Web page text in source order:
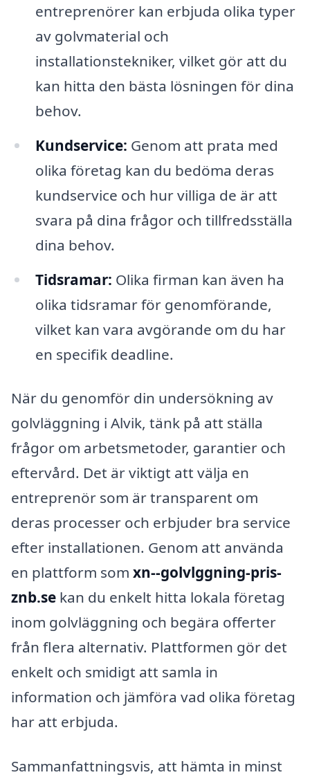
entreprenörer kan erbjuda olika typer
av golvmaterial och
installationstekniker, vilket gör att du
kan hitta den bästa lösningen för dina
behov.
Kundservice: Genom att prata med
olika företag kan du bedöma deras
kundservice och hur villiga de är att
svara på dina frågor och tillfredsställa
dina behov.
Tidsramar: Olika firman kan även ha
olika tidsramar för genomförande,
vilket kan vara avgörande om du har
en specifik deadline.
När du genomför din undersökning av
golvläggning i Alvik, tänk på att ställa
frågor om arbetsmetoder, garantier och
eftervård. Det är viktigt att välja en
entreprenör som är transparent om
deras processer och erbjuder bra service
efter installationen. Genom att använda
en plattform som xn--golvlggning-pris-
znb.se kan du enkelt hitta lokala företag
inom golvläggning och begära offerter
från flera alternativ. Plattformen gör det
enkelt och smidigt att samla in
information och jämföra vad olika företag
har att erbjuda.
Sammanfattningsvis, att hämta in minst